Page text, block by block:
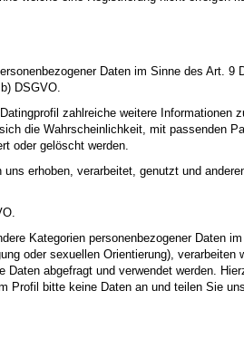
Daten im Sinne des Art. 9
DSGVO.
zahlreiche weitere Informationen
die Wahrscheinlichkeit, mit passenden
oder gelöscht werden.
erhoben, verarbeitet, genutzt und
Kategorien personenbezogener Daten
oder sexuellen Orientierung), verarbeiten
abgefragt und verwendet werden.
bitte keine Daten an und teilen Sie